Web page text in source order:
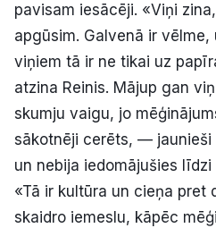
pavisam iesācēji. «Viņi
apgūsim. Galvenā ir
viņiem tā ir ne tikai uz
atzina Reinis. Mājup gan
skumju vaigu, jo
sākotnēji cerēts, — jaunieši
un nebija iedomājušies
«Tā ir kultūra un cieņa pret
skaidro iemeslu, kāpēc